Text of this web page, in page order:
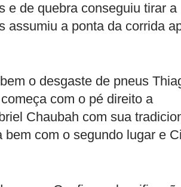
e de quebra conseguiu tirar a
assumiu a ponta da corrida
o desgaste de pneus
com o pé direito a
Chaubah com sua
com o segundo lugar e